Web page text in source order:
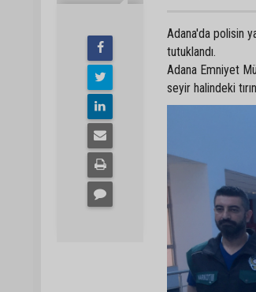
Adana'da polisin
tutuklandı.
Adana Emniyet
seyir halindeki